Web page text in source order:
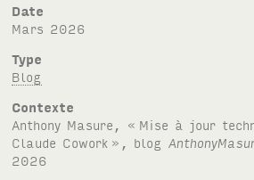
Date
mars 2026
Type
Blog
Contexte
Anthony Masure, « Mise à jour
Claude Cowork », blog
2026